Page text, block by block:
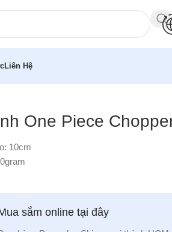
Liên Hệ
One Piece
10cm
sắm online tại đây